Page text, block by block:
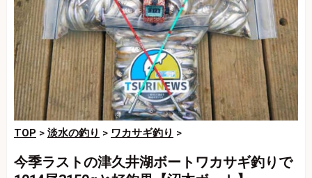
TOP > 淡水の釣り > ワカサギ釣り >
今季ラストの津久井湖ボートワカサギ釣りで